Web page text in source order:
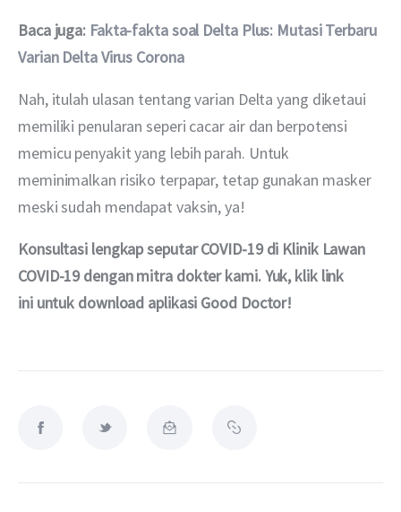
Baca juga: Fakta-fakta soal Delta Plus: Mutasi Terbaru
Varian Delta Virus Corona
Nah, itulah ulasan tentang varian Delta yang diketaui
memiliki penularan seperi cacar air dan berpotensi
memicu penyakit yang lebih parah. Untuk
meminimalkan risiko terpapar, tetap gunakan masker
meski sudah mendapat vaksin, ya!
Konsultasi lengkap seputar COVID-19 di Klinik Lawan
COVID-19 dengan mitra dokter kami. Yuk, klik link
ini untuk download aplikasi Good Doctor!